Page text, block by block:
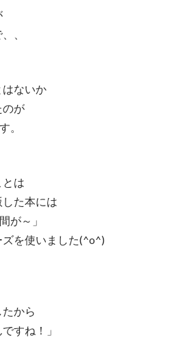
、
ないか
のが
。
は
た本には
が～」
を使いました(^o^)
たから
すね！」